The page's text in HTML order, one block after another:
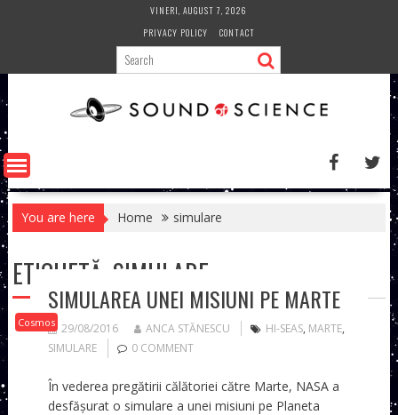
VINERI, AUGUST 7, 2026
PRIVACY POLICY
CONTACT
You are here Home simulare
ETICHETĂ: SIMULARE
Cosmos
SIMULAREA UNEI MISIUNI PE MARTE
29/08/2016 ANCA STĂNESCU HI-SEAS, MARTE,
SIMULARE
0 COMMENT
În vederea pregătirii călătoriei către Marte, NASA a
desfășurat o simulare a unei misiuni pe Planeta